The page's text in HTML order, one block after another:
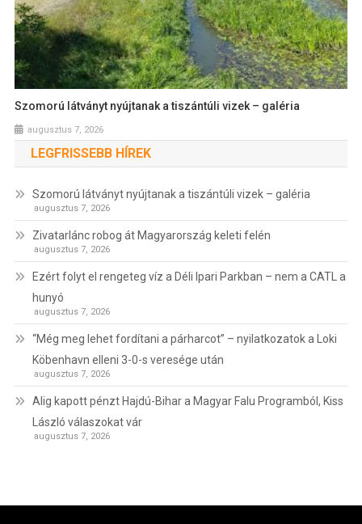
Szomorú látványt nyújtanak a tiszántúli vizek – galéria
augusztus 7, 2026
LEGFRISSEBB HÍREK
Szomorú látványt nyújtanak a tiszántúli vizek – galéria
augusztus 7, 2026
Zivatarlánc robog át Magyarország keleti felén
augusztus 7, 2026
Ezért folyt el rengeteg víz a Déli Ipari Parkban – nem a CATL a
hunyó
augusztus 7, 2026
“Még meg lehet fordítani a párharcot” – nyilatkozatok a Loki
Köbenhavn elleni 3-0-s veresége után
augusztus 7, 2026
Alig kapott pénzt Hajdú-Bihar a Magyar Falu Programból, Kiss
László válaszokat vár
augusztus 7, 2026